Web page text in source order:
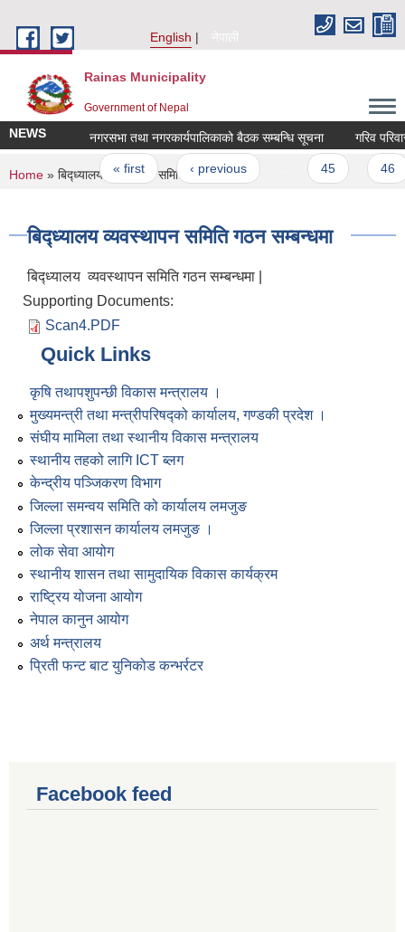
English
नेपाली
Rainas Municipality
Government of Nepal
NEWS नगरसभा तथा नगरकार्यपालिकाको बैठक सम्बन्धि सूचना गरिव
Pages
« first ‹ previous 45 46
You are here
Home » बिद्ध्यालय व्यवस्थापन समिति गठन सम्बन्धमा
बिद्ध्यालय व्यवस्थापन समिति गठन सम्बन्धमा
बिद्ध्यालय व्यवस्थापन समिति गठन सम्बन्धमा |
Supporting Documents:
Scan4.PDF
Quick Links
कृषि तथापशुपन्छी विकास मन्त्रालय ।
मुख्यमन्त्री तथा मन्त्रीपरिषद्को कार्यालय, गण्डकी प्रदेश ।
संघीय मामिला तथा स्थानीय विकास मन्त्रालय
स्थानीय तहको लागि ICT ब्लग
केन्द्रीय पञ्जिकरण विभाग
जिल्ला समन्वय समिति को कार्यालय लमजुङ
जिल्ला प्रशासन कार्यालय लमजुङ ।
लोक सेवा आयोग
स्थानीय शासन तथा सामुदायिक विकास कार्यक्रम
राष्ट्रिय योजना आयोग
नेपाल कानुन आयोग
अर्थ मन्त्रालय
प्रिती फन्ट बाट युनिकोड कन्भर्रटर
Facebook feed